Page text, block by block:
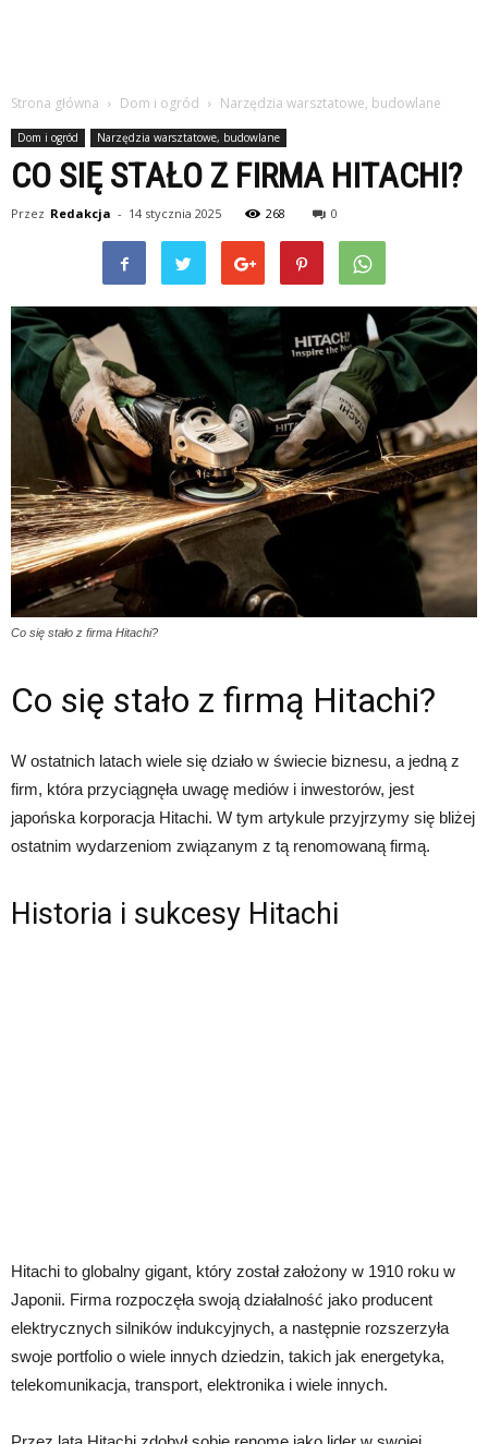
Strona główna Dom i ogród Narzędzia warsztatowe, budowlane
Dom i ogród Narzędzia warsztatowe, budowlane
CO SIĘ STAŁO Z FIRMA HITACHI?
Przez Redakcja - 14 stycznia 2025 268 0
Co się stało z firma Hitachi?
Co się stało z firmą Hitachi?
W ostatnich latach wiele się działo w świecie biznesu, a jedną z
firm, która przyciągnęła uwagę mediów i inwestorów, jest
japońska korporacja Hitachi. W tym artykule przyjrzymy się bliżej
ostatnim wydarzeniom związanym z tą renomowaną firmą.
Historia i sukcesy Hitachi
Hitachi to globalny gigant, który został założony w 1910 roku w
Japonii. Firma rozpoczęła swoją działalność jako producent
elektrycznych silników indukcyjnych, a następnie rozszerzyła
swoje portfolio o wiele innych dziedzin, takich jak energetyka,
telekomunikacja, transport, elektronika i wiele innych.